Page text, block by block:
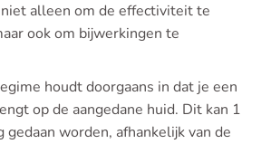
alleen om de effectiviteit te
ook om bijwerkingen te
houdt doorgaans in dat je een
op de aangedane huid. Dit kan 1
worden, afhankelijk van de